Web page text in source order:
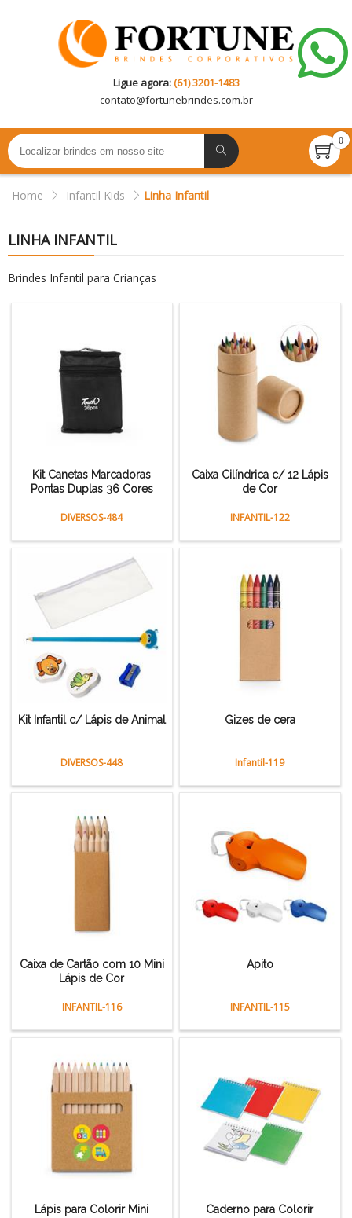
Ligue agora:(61) 3201-1483
contato@fortunebrindes.com.br
0
Home Infantil Kids Linha Infantil
LINHA INFANTIL
Brindes Infantil para Crianças
Kit Canetas Marcadoras
Pontas Duplas 36 Cores
DIVERSOS-484
Caixa Cilíndrica c/ 12 Lápis
de Cor
INFANTIL-122
Kit Infantil c/ Lápis de Animal
DIVERSOS-448
Gizes de cera
Infantil-119
Caixa de Cartão com 10 Mini
Lápis de Cor
INFANTIL-116
Apito
INFANTIL-115
Lápis para Colorir Mini Caderno para Colorir